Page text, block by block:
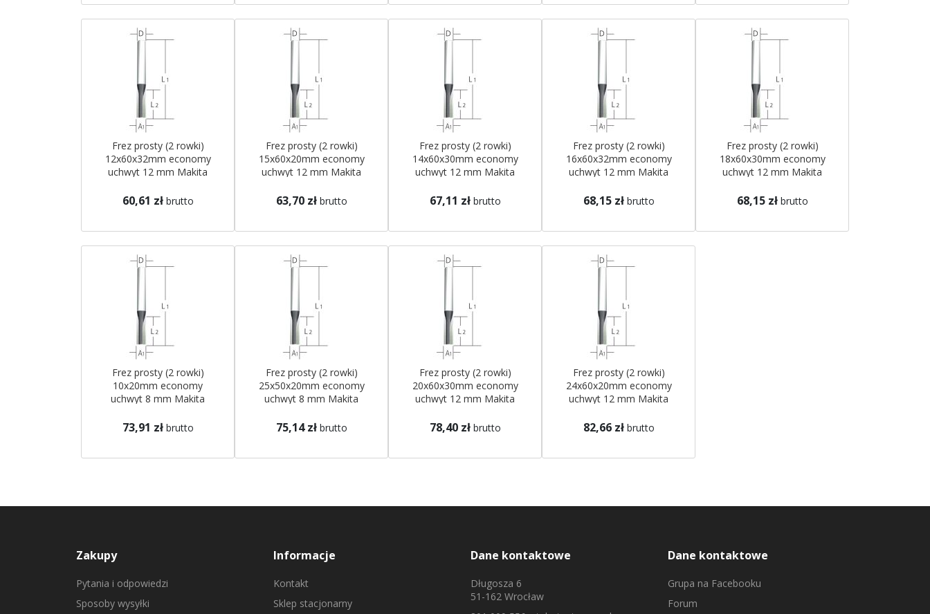
Frez prosty (2 rowki)
12x60x32mm economy
uchwyt 12 mm Makita
60,61 zł brutto
Frez prosty (2 rowki)
15x60x20mm economy
uchwyt 12 mm Makita
63,70 zł brutto
Frez prosty (2 rowki)
14x60x30mm economy
uchwyt 12 mm Makita
67,11 zł brutto
Frez prosty (2 rowki)
16x60x32mm economy
uchwyt 12 mm Makita
68,15 zł brutto
Frez prosty (2 rowki)
18x60x30mm economy
uchwyt 12 mm Makita
68,15 zł brutto
Frez prosty (2 rowki)
10x20mm economy
uchwyt 8 mm Makita
73,91 zł brutto
Frez prosty (2 rowki)
25x50x20mm economy
uchwyt 8 mm Makita
75,14 zł brutto
Frez prosty (2 rowki)
20x60x30mm economy
uchwyt 12 mm Makita
78,40 zł brutto
Frez prosty (2 rowki)
24x60x20mm economy
uchwyt 12 mm Makita
82,66 zł brutto
Zakupy
Pytania i odpowiedzi
Sposoby wysyłki
Informacje
Kontakt
Sklep stacjonarny
Dane kontaktowe
Długosza 6
51-162 Wrocław
Dane kontaktowe
Grupa na Facebooku
Forum